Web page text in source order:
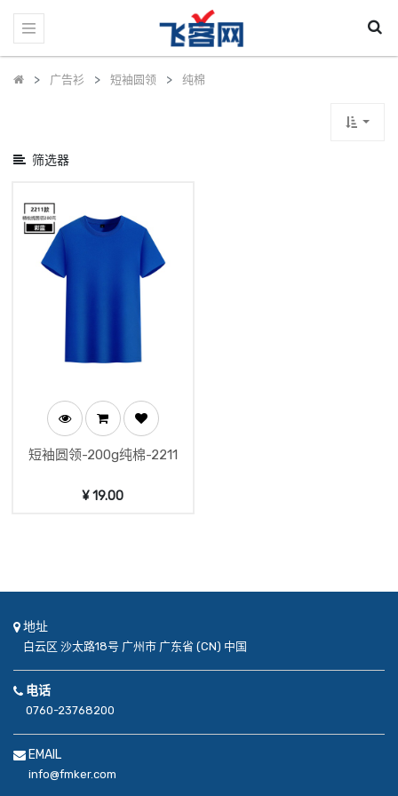
广告衫 短袖圆领 纯棉
筛选器
类
短袖圆领-200g纯棉-2211
¥19.00
地址
白云区 沙太路18号 广州市 广东省 (CN) 中国
电话
0760-23768200
EMAIL
info@fmker.com